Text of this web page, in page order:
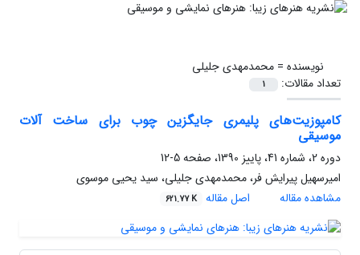
نویسنده =محمدمهدی جلیلی
تعداد مقالات:
1
کامپوزیت‌های پلیمری جایگزین چوب برای ساخت آلات
موسیقی
دوره 2، شماره 41، پاییز 1390، صفحه
5-12
امیرسهیل پیرایش فر، محمدمهدی جلیلی، سید یحیی موسوی
مشاهده مقاله
اصل مقاله 621.77 K